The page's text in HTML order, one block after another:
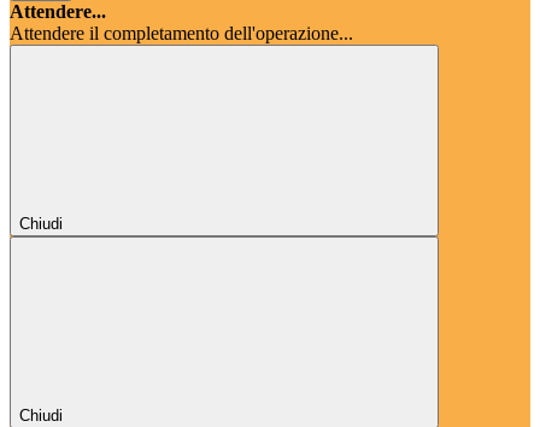
Attendere...
Attendere il completamento dell'operazione...
Chiudi
Chiudi